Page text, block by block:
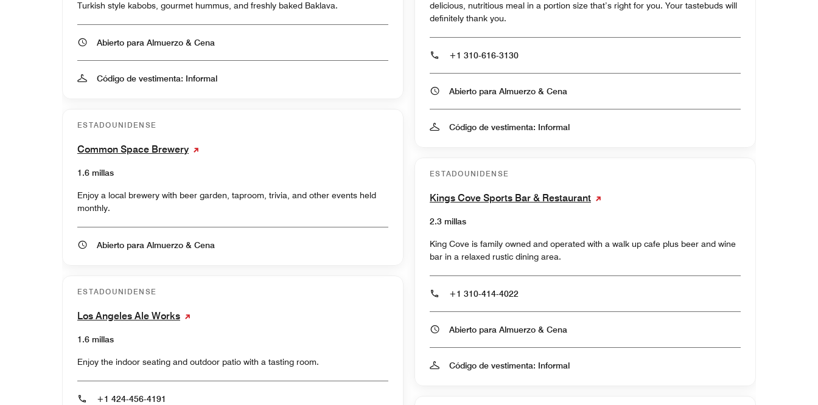
Turkish style kabobs, gourmet hummus, and freshly baked Baklava.
Abierto para Almuerzo & Cena
Código de vestimenta: Informal
ESTADOUNIDENSE
Common Space Brewery
1.6 millas
Enjoy a local brewery with beer garden, taproom, trivia, and other events held
monthly.
Abierto para Almuerzo & Cena
ESTADOUNIDENSE
Los Angeles Ale Works
1.6 millas
Enjoy the indoor seating and outdoor patio with a tasting room.
+1 424-456-4191
delicious, nutritious meal in a portion size that’s right for you. Your tastebuds will
definitely thank you.
+1 310-616-3130
Abierto para Almuerzo & Cena
Código de vestimenta: Informal
ESTADOUNIDENSE
Kings Cove Sports Bar & Restaurant
2.3 millas
King Cove is family owned and operated with a walk up cafe plus beer and wine
bar in a relaxed rustic dining area.
+1 310-414-4022
Abierto para Almuerzo & Cena
Código de vestimenta: Informal